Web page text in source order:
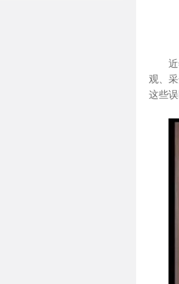
观、
这些